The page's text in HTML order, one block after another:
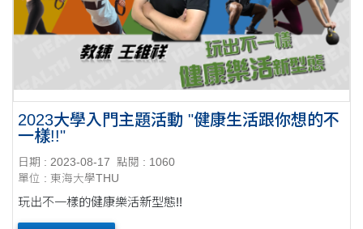
2023大學入門主題活動 "健康生活跟你想的不
一樣!!"
日期 : 2023-08-17
點閱 : 1060
單位 : 東海大學THU
玩出不一樣的健康樂活新型態!!